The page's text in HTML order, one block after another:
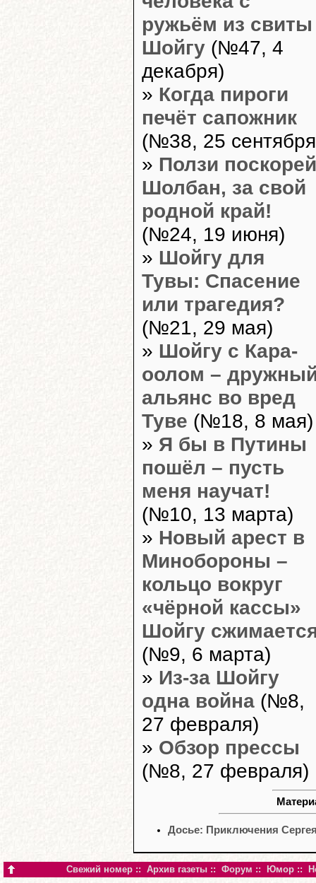
ружьём из свиты
Шойгу (№47, 4
декабря)
» Когда пироги
печёт сапожник
(№38, 25
» Ползи
Шолбан, за свой
родной край!
(№24, 19 июня)
» Шойгу для
Тувы: Спасение
или трагедия?
(№21, 29 мая)
» Шойгу с Кара-
оолом –
альянс во вред
Туве (№18, 8 мая)
» Я бы в Путины
пошёл – пусть
меня научат!
(№10, 13 марта)
» Новый арест в
Минобороны –
кольцо вокруг
«чёрной кассы»
Шойгу
(№9, 6 марта)
» Из-за Шойгу
одна война (№8,
27 февраля)
» Обзор прессы
(№8, 27 февраля)
Досье: Приключения
Свежий номер :: Архив газеты :: Форум :: Юмор ::